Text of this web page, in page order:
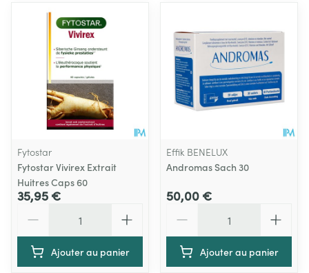
Fytostar
Fytostar Vivirex Extrait
Huitres Caps 60
35,95 €
Ajouter au panier
Effik BENELUX
Andromas Sach 30
50,00 €
Ajouter au panier